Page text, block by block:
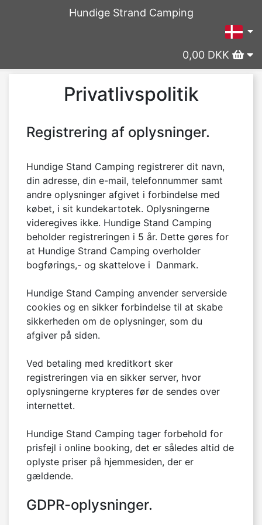
Hundige Strand Camping
0,00 DKK
Privatlivspolitik
Registrering af oplysninger.
Hundige Stand Camping registrerer dit navn,
din adresse, din e-mail, telefonnummer samt
andre oplysninger afgivet i forbindelse med
købet, i sit kundekartotek. Oplysningerne
videregives ikke. Hundige Stand Camping
beholder registreringen i 5 år. Dette gøres for
at Hundige Strand Camping overholder
bogførings,- og skattelove i  Danmark.
Hundige Stand Camping anvender serverside
cookies og en sikker forbindelse til at skabe
sikkerheden om de oplysninger, som du
afgiver på siden.
Ved betaling med kreditkort sker
registreringen via en sikker server, hvor
oplysningerne krypteres før de sendes over
internettet.
Hundige Stand Camping tager forbehold for
prisfejl i online booking, det er således altid de
oplyste priser på hjemmesiden, der er
gældende.
GDPR-oplysninger.